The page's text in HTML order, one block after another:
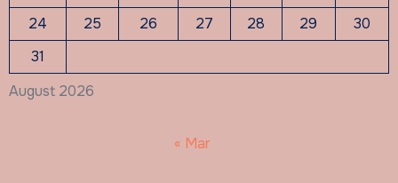
August 2026
24
25 26 27 28 29
30
31
« Mar